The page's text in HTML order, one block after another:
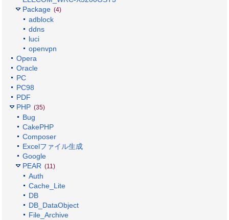
Package (4)
adblock
ddns
luci
openvpn
Opera
Oracle
PC
PC98
PDF
PHP (35)
Bug
CakePHP
Composer
Excelファイル生成
Google
PEAR (11)
Auth
Cache_Lite
DB
DB_DataObject
File_Archive